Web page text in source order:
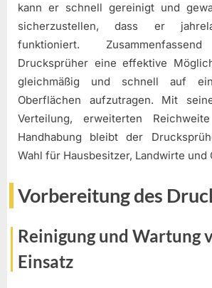
kann er schnell gereinigt und
sicherzustellen, dass er
funktioniert.
Drucksprüher eine effektive
gleichmäßig und schnell auf
Oberflächen aufzutragen. Mit
Verteilung, erweiterten
Handhabung bleibt der
Wahl für Hausbesitzer, Landwirte und
Vorbereitung des
Reinigung und Wartung
Einsatz